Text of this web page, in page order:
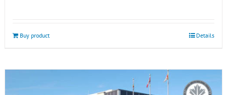
Buy product Details